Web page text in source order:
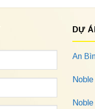
DỰ
An